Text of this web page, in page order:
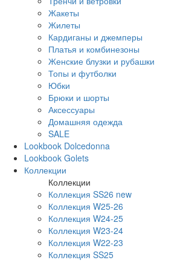
Жакеты
Жилеты
Кардиганы и джемперы
Платья и комбинезоны
Женские блузки и рубашки
Топы и футболки
Юбки
Брюки и шорты
Аксессуары
Домашняя одежда
SALE
Lookbook Dolcedonna
Lookbook Golets
Коллекции
Коллекции
Коллекция SS26 new
Коллекция W25-26
Коллекция W24-25
Коллекция W23-24
Коллекция W22-23
Коллекция SS25